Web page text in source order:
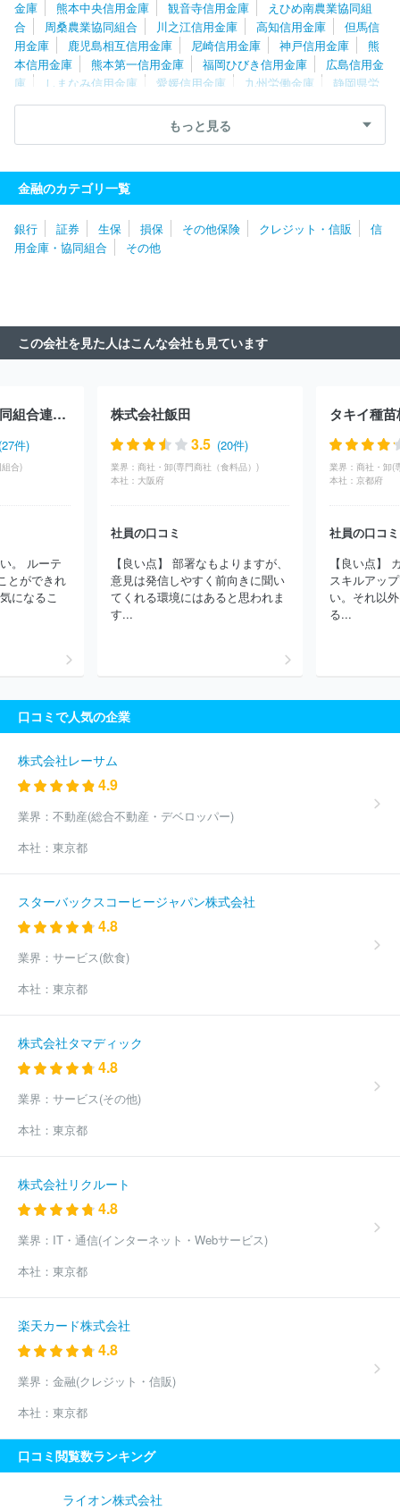
金庫 熊本中央信用金庫 観音寺信用金庫
えひめ南農業協同組
合
周桑農業協同組合 川之江信用金庫 高知信用金庫
但馬信
用金庫
鹿児島相互信用金庫 尼崎信用金庫 神戸信用金庫
熊
本信用金庫
熊本第一信用金庫 福岡ひびき信用金庫
広島信用金
庫
しまなみ信用金庫 愛媛信用金庫 九州労働金庫
静岡県労
働金庫
京都信用金庫 静清信用金庫 三島信用金庫
近畿産業
あいち豊田農業協同組合 アルプス中央信用金庫
石動
信用金庫
信用金庫
松本信用金庫 湖東信用金庫 京都農業協同組合
近
畿労働金庫
瀬戸信用金庫
業協同組合
八幡信用金庫 あづみ農業協同組合
豊橋信用金庫
とぴあ浜松農業協同組合
庫
農林中央金庫 東京むさし農業協同組合 朝日信用金庫
芝
信用金庫
株式会社商工組合中央金庫
全国信用協同組合連合会
城北信用金庫
市原市農業協同組合 信金中央金庫
広島県信用
東部農業協同組合
徳島県信用農業協同組合連合会
紀北信用金庫
大阪府信用農業協同組合連合会（JAバンク大阪信連）
伊勢農業協
連合会
木曽農業協同組合 みなみ信州農業協同組合
北央信用組
鹿児島信用金庫
函館商工
合連合会
ほか(678件)
もっと見る
金融のカテゴリ一覧
銀行 証券 生保 損保 その他保険 クレジット・信販
信
用金庫・協同組合
その他
この会社を見た人はこんな会社も見ています
北海道信用農業協同組合連合会
件)
合)
。 ルーテ
とができれ
になるこ
株式会社飯田
3.5 (20件)
業界： 商社・卸(専門商社（食料品）)
本社： 大阪府
社員の口コミ
【良い点】 部署なもよりますが、
意見は発信しやすく前向きに聞い
てくれる環境にはあると思われま
す...
タキイ種
業界： 商社・卸(
本社： 京都府
社員の口コミ
【良い点】
スキルアッ
い。それ以
る...
口コミで人気の企業
株式会社レーサム
4.9
業界： 不動産(総合不動産・デベロッパー)
本社： 東京都
スターバックスコーヒージャパン株式会社
4.8
業界： サービス(飲食)
本社： 東京都
株式会社タマディック
4.8
業界： サービス(その他)
本社： 東京都
株式会社リクルート
4.8
業界： IT・通信(インターネット・Webサービス)
本社： 東京都
楽天カード株式会社
4.8
業界： 金融(クレジット・信販)
本社： 東京都
口コミ閲覧数ランキング
ライオン株式会社